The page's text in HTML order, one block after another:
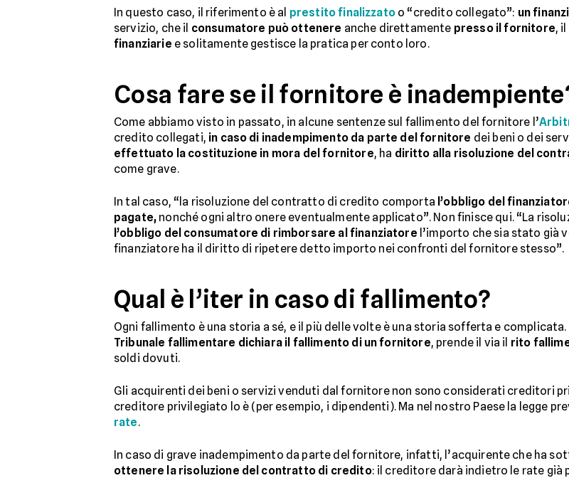
In questo caso, il riferimento è al prestito finalizzatoo “credito collegato”: un
servizio, che il consumatore può ottenere anche direttamente presso il fornitore,
finanziarie e solitamente gestisce la pratica per conto loro.
Cosa fare se il fornitore è
Come abbiamo visto in passato, in alcune sentenze sul fallimento del fornitore l’
credito collegati, in caso di inadempimento da parte del fornitore dei beni o dei
effettuato la costituzione in mora del fornitore, ha diritto alla risoluzione del
come grave.
In tal caso, “la risoluzione del contratto di credito comporta l’obbligo del
pagate, nonché ogni altro onere eventualmente applicato”. Non finisce qui. “La
l’obbligo del consumatore di rimborsare al finanziatore l’importo che sia stato già
finanziatore ha il diritto di ripetere detto importo nei confronti del fornitore stesso”.
Qual è l’iter in caso di fallimento?
Ogni fallimento è una storia a sé, e il più delle volte è una storia sofferta e
Tribunale fallimentare dichiara il fallimento di un fornitore, prende il via il rito
soldi dovuti.
Gli acquirenti dei beni o servizi venduti dal fornitore non sono considerati creditori
creditore privilegiato lo è (per esempio, i dipendenti). Ma nel nostro Paese la legge
rate.
In caso di grave inadempimento da parte del fornitore, infatti, l’acquirente che ha
ottenere la risoluzione del contratto di credito: il creditore darà indietro le rate già